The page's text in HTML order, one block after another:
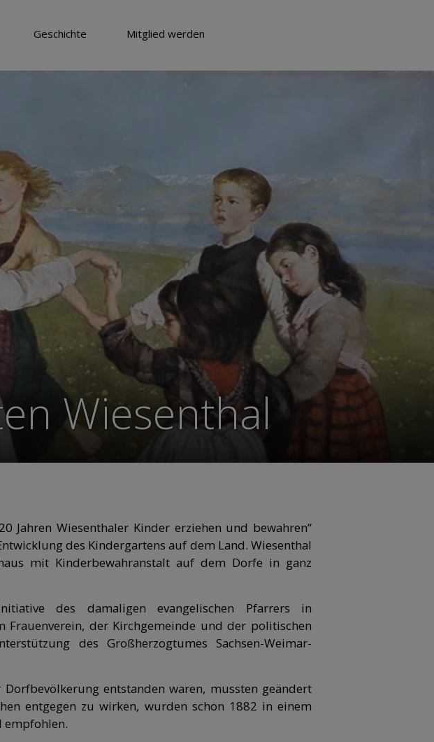
Geschichte Mitglied werden
Wiesenthal
Jahren Wiesenthaler Kinder erziehen und bewahren“
des Kindergartens auf dem Land. Wiesenthal
mit Kinderbewahranstalt auf dem Dorfe in ganz
des damaligen evangelischen Pfarrers in
Frauenverein, der Kirchgemeinde und der politischen
des Großherzogtumes Sachsen-Weimar-
entstanden waren, mussten geändert
entgegen zu wirken, wurden schon 1882 in einem
empfohlen.